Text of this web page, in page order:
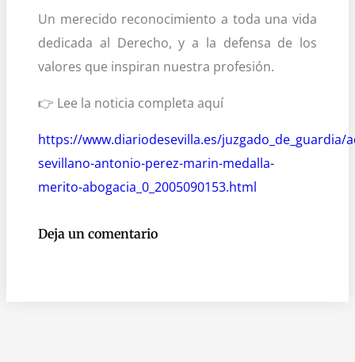
Un merecido reconocimiento a toda una vida
dedicada al Derecho, y a la defensa de los
valores que inspiran nuestra profesión.
👉 Lee la noticia completa aquí
https://www.diariodesevilla.es/juzgado_de_guardia/
sevillano-antonio-perez-marin-medalla-
merito-abogacia_0_2005090153.html
Deja un comentario